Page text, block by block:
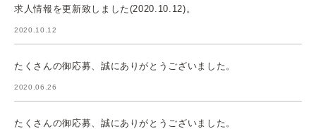
求人情報を更新致しました(2020.10.12)。
2020.10.12
たくさんの御応募、誠にありがとうございました。
2020.06.26
たくさんの御応募、誠にありがとうございました。